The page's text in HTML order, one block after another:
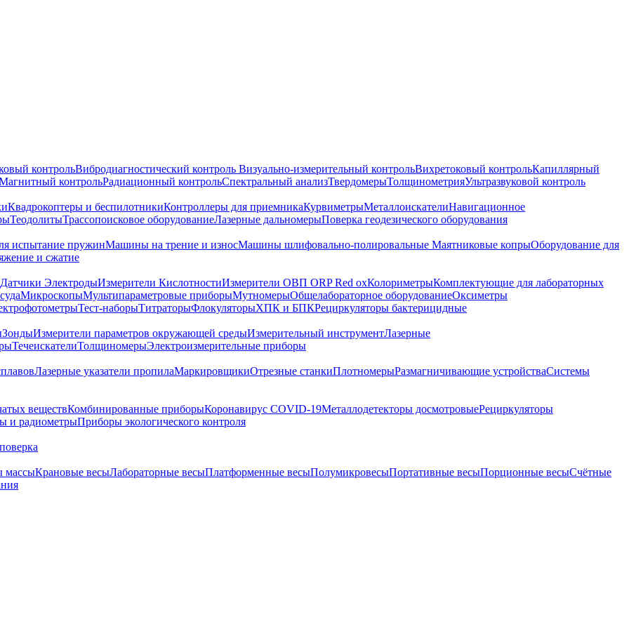
контрольВибродиагностический контроль Визуально-измерительный контрольВихретоковый контрольКапиллярный
контрольРадиационный контрольСпектральный анализТвердомерыТолщинометрияУльтразвуковой контроль
Квадрокоптеры и беспилотникиКонтроллеры для приемникаКурвиметрыМеталлоискателиНавигационное
ТеодолитыТрассопоисковое оборудованиеЛазерные дальномерыПоверка геодезического оборудования
испытание пружинМашины на трение и износМашины шлифовально-полировальные Маятниковые копрыОборудование для
и сжатие
Датчики ЭлектродыИзмерители КислотностиИзмерители ОВП ORP Red oxКолориметрыКомплектующие для лабораторных
МикроскопыМультипараметровые приборыМутномерыОбщелабораторное оборудованиеОксиметры
Тест-наборыТитраторыФлокуляторыХПК и БПКРециркуляторы бактерицидные
ЗондыИзмерители параметров окружающей средыИзмерительный инструментЛазерные
ТечеискателиТолщиномерыЭлектроизмерительные приборы
Лазерные указатели пропилаМаркировщикиОтрезные станкиПлотномерыРазмагничивающие устройстваСистемы
веществКомбинированные приборыКоронавирус COVID-19Металлодетекторы досмотровыеРециркуляторы
и радиометрыПриборы экологического контроля
массыКрановые весыЛабораторные весыПлатформенные весыПолумикровесыПортативные весыПорционные весыСчётные